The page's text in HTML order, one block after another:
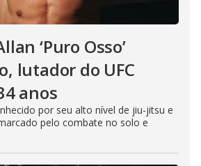
‘Puro Osso’
lutador do UFC
anos
por seu alto nível de jiu-jitsu e
pelo combate no solo e